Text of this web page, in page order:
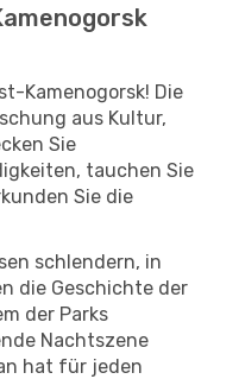
Kamenogorsk! Die
aus Kultur,
Sie
tauchen Sie
Sie die
schlendern, in
die Geschichte der
der Parks
Nachtszene
hat für jeden